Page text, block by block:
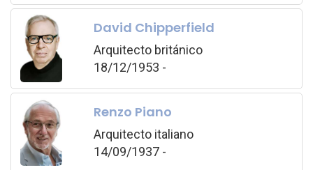
David Chipperfield
Arquitecto británico
18/12/1953 -
Renzo Piano
Arquitecto italiano
14/09/1937 -